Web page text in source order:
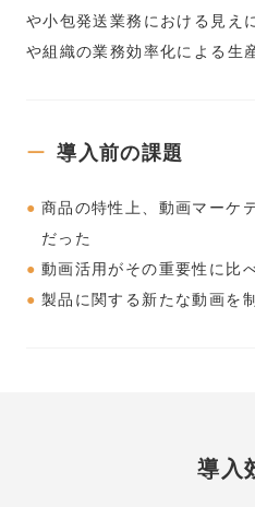
や小包発送業務における見え
や組織の業務効率化による生
導入前の課題
商品の特性上、動画マーケ
だった
動画活用がその重要性に比
製品に関する新たな動画を
導入